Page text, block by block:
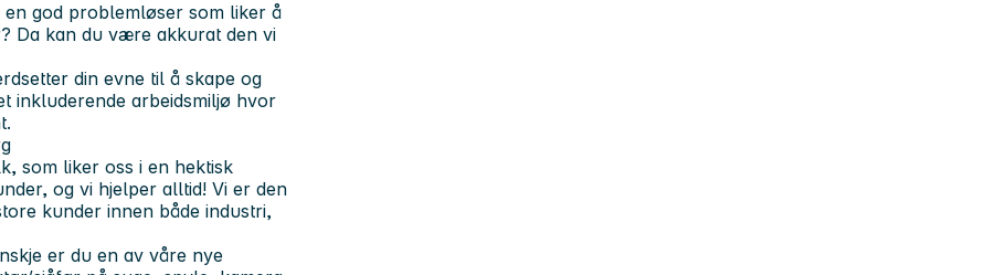
god problemløser som liker å
Da kan du være akkurat den vi
din evne til å skape og
inkluderende arbeidsmiljø hvor
som liker oss i en hektisk
og vi hjelper alltid! Vi er den
kunder innen både industri,
er du en av våre nye